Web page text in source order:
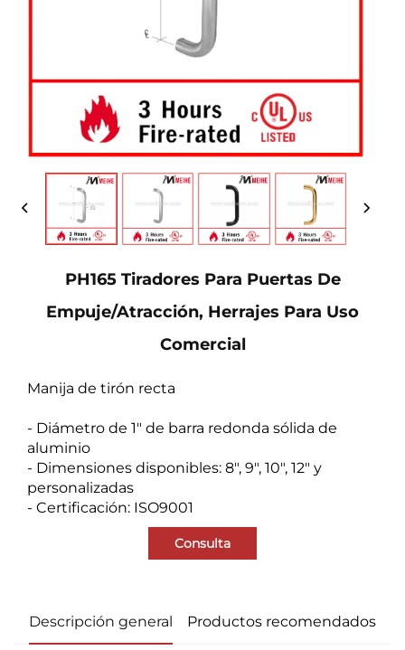
PH165 Tiradores Para Puertas De
Empuje/atracción, Herrajes Para Uso
Comercial
Manija de tirón recta
- Diámetro de 1" de barra redonda sólida de
aluminio
- Dimensiones disponibles: 8", 9", 10", 12" y
personalizadas
- Certificación: ISO9001
Consulta
Descripción general Productos recomendados